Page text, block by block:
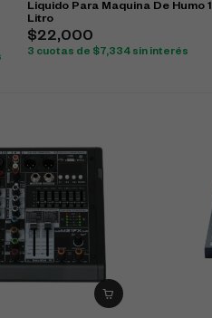
Liquido Para Maquina De Humo 1
Litro
$22,000
3 cuotas de $ 7,334 sin interés